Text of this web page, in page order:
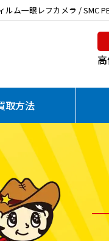
ム一眼レフカメラ / SMC
取方法